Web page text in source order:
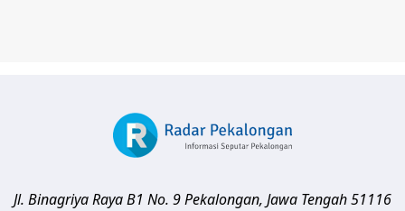
Jl. Binagriya Raya B1 No. 9Pekalongan, Jawa Tengah51116